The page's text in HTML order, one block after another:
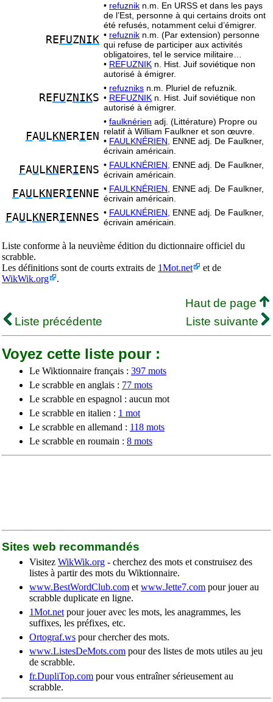
RE FUZNIK
• refuznik n.m. En URSS et dans les pays
de l’Est, personne à qui certains droits ont
été refusés, notamment celui d’émigrer.
• refuznik n.m. (Par extension) personne
qui refuse de participer aux activités
obligatoires, tel le service militaire…
• REFUZNIK n. Hist. Juif soviétique non
autorisé à émigrer.
RE FUZNIKS
• refuzniks n.m. Pluriel de refuznik.
• REFUZNIK n. Hist. Juif soviétique non
autorisé à émigrer.
FAU L KN ERI EN
• faulknérien adj. (Littérature) Propre ou
relatif à William Faulkner et son œuvre.
• FAULKNÉRIEN,
ENNE adj. De Faulkner,
écrivain américain.
FAU L KN ERI ENS • FAULKNÉRIEN,
ENNE adj. De Faulkner,
écrivain américain.
FAU L KN ERI ENNE • FAULKNÉRIEN,
ENNE adj. De Faulkner,
écrivain américain.
FAU L KN ERI ENNES • FAULKNÉRIEN,
ENNE adj. De Faulkner,
écrivain américain.
Liste conforme à la neuvième édition du dictionnaire officiel du
scrabble.
Les définitions sont de courts extraits de 1Mot.net
et de
WikWik.org
.
Haut de page
Liste précédente
Liste suivante
Voyez cette liste pour :
Le Wiktionnaire français : 397 mots
Le scrabble en anglais : 77 mots
Le scrabble en espagnol : aucun mot
Le scrabble en italien : 1 mot
Le scrabble en allemand : 118 mots
Le scrabble en roumain : 8 mots
Sites web recommandés
Visitez WikWik.org - cherchez des mots et construisez des
listes à partir des mots du Wiktionnaire.
www.BestWordClub.com et www.Jette7.com pour jouer au
scrabble duplicate en ligne.
1Mot.net pour jouer avec les mots, les anagrammes, les
suffixes, les préfixes, etc.
Ortograf.ws pour chercher des mots.
www.ListesDeMots.com pour des listes de mots utiles au jeu
de scrabble.
fr.DupliTop.com pour vous entraîner sérieusement au
scrabble.